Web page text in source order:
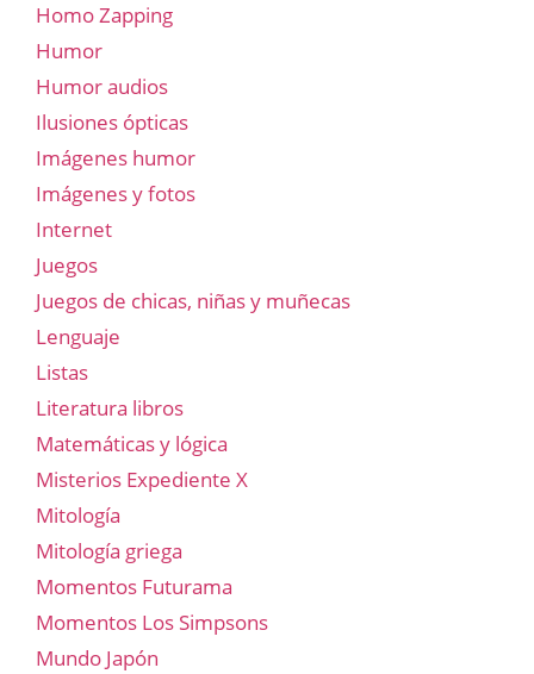
Homo Zapping
Humor
Humor audios
Ilusiones ópticas
Imágenes humor
Imágenes y fotos
Internet
Juegos
Juegos de chicas, niñas y muñecas
Lenguaje
Listas
Literatura libros
Matemáticas y lógica
Misterios Expediente X
Mitología
Mitología griega
Momentos Futurama
Momentos Los Simpsons
Mundo Japón